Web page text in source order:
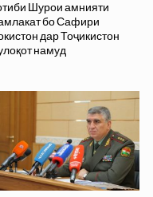
Шурои амнияти
бо Сафири
дар Тоҷикистон
намуд